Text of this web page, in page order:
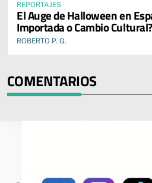
REPORTAJES
El Auge de Halloween en
Importada o Cambio Cultural?
ROBERTO P. G.
COMENTARIOS